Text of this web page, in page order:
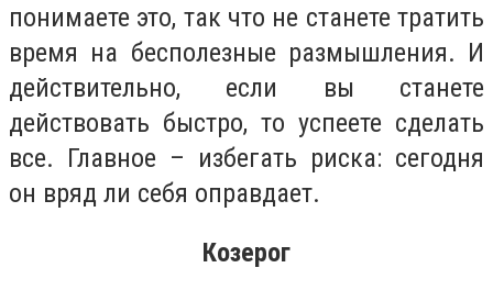
понимаете это, так что не станете тратить
время на бесполезные размышления. И
действительно, если вы станете
действовать быстро, то успеете сделать
все. Главное – избегать риска: сегодня
он вряд ли себя оправдает.
Козерог